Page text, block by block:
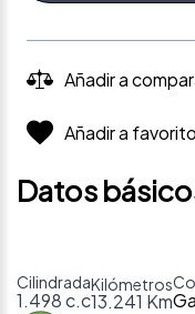
Añadir a
Añadir a
Datos
Cilindrada
1.498 c.c
Kilómetros
13.241 Km